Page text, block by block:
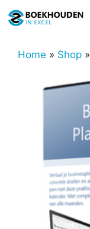
naar
inhoudHome » Shop »